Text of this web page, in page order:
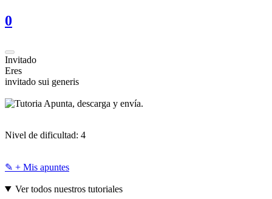
0
Invitado
Eres
invitado sui generis
Apunta, descarga y envía.
Nivel de dificultad: 4
✎ + Mis apuntes
Ver todos nuestros tutoriales